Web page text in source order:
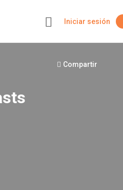
Iniciar sesión
Compartir